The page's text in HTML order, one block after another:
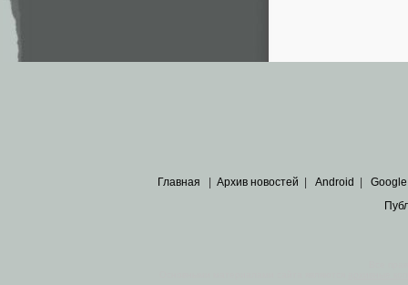
Главная Архив новостей Android Google